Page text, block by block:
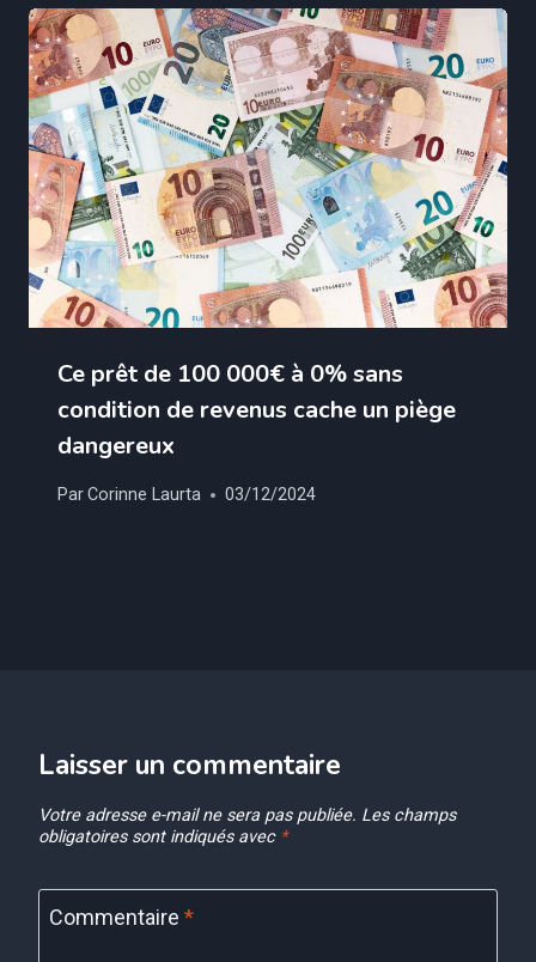
Ce prêt de 100 000€ à 0% sans
condition de revenus cache un piège
dangereux
ParCorinne Laurta 03/12/2024
Laisser un commentaire
Votre adresse e-mail ne sera pas publiée. Les champs
obligatoires sont indiqués avec *
Commentaire *